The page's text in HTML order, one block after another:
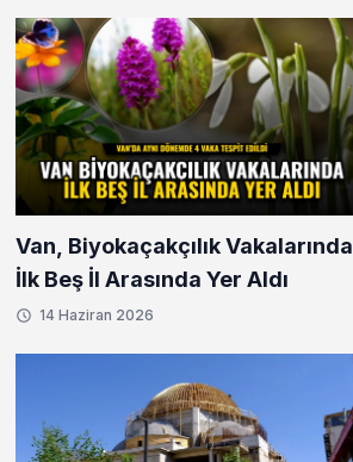
Van, Biyokaçakçılık Vakalarında
İlk Beş İl Arasında Yer Aldı
14 Haziran 2026